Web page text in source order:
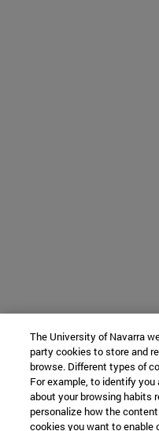
The University of Navarra
party cookies to store and
browse. Different types of
For example, to identify
about your browsing habits
personalize how the
cookies you want to enable